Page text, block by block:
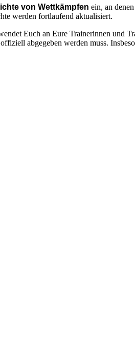
von Wettkämpfen ein, an
werden fortlaufend aktualisiert.
Euch an Eure Trainerinnen und
abgegeben werden muss.